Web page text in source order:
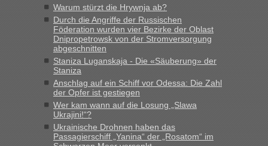
Warum stürzt die Hrywnja ab?
Durch die Angriffe der Russischen
Föderation wurden vier Bezirke der Oblast
Dnipropetrowsk von der Stromversorgung
abgeschnitten
Staniza Luganskaja - Die «Säuberung» der
Staniza
Anschlag auf ein Schiff vor Odessa: Die Zahl
der Opfer ist gestiegen
Wer kam wann auf die Losung „Slawa
Ukrajini!“?
Ukrainische Drohnen haben das
Passagierschiff „Yanina“ der „Rosatom“ im